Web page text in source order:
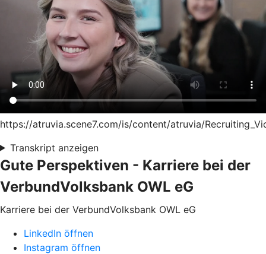
https://atruvia.scene7.com/is/content/atruvia/
Transkript anzeigen
Gute Perspektiven - Karriere bei der
VerbundVolksbank OWL eG
Karriere bei der VerbundVolksbank OWL eG
LinkedIn öffnen
Instagram öffnen